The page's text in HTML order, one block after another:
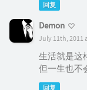
回复
Demon
July 11th, 2011
生活就是这
但一生也不
回复